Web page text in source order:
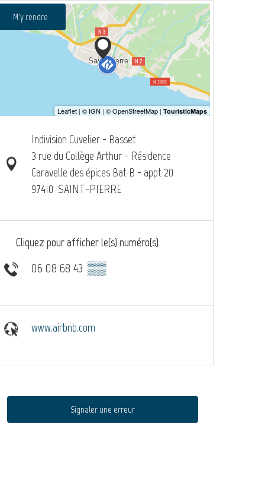
M'y rendre
Indivision Cuvelier - Basset
3 rue du Collège Arthur - Résidence
Caravelle des épices Bat B - appt 20
97410 SAINT-PIERRE
Cliquez pour afficher le(s) numéro(s)
06 08 68 43 ▒▒
www.airbnb.com
Signaler une erreur